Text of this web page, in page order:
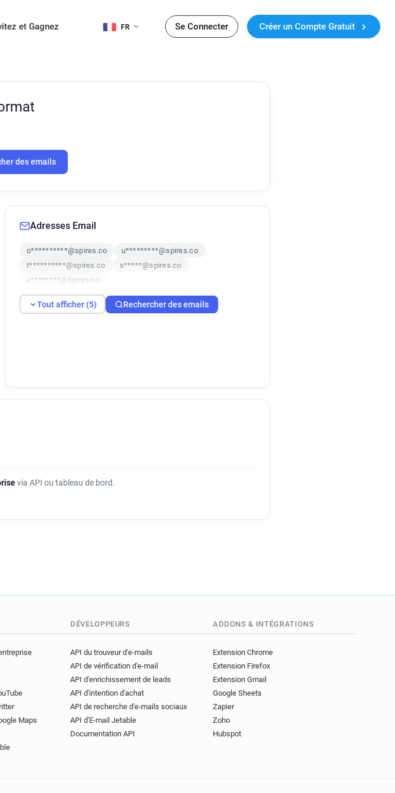
et Gagnez FR Se Connecter Créer un Compte Gratuit
des emails
Adresses Email
o**********@spires.co
u*********@spires.co
t**********@spires.co
s*****@spires.co
e********@spires.co
Tout afficher (5) Rechercher des emails
via API ou tableau de bord.
Maps
DÉVELOPPEURS
API du trouveur d'e-mails
API de vérification d'e-mail
API d'enrichissement de leads
API d'intention d'achat
API de recherche d'e-mails sociaux
API d'E-mail Jetable
Documentation API
ADDONS & INTÉGRATIONS
Extension Chrome
Extension Firefox
Extension Gmail
Google Sheets
Zapier
Zoho
Hubspot